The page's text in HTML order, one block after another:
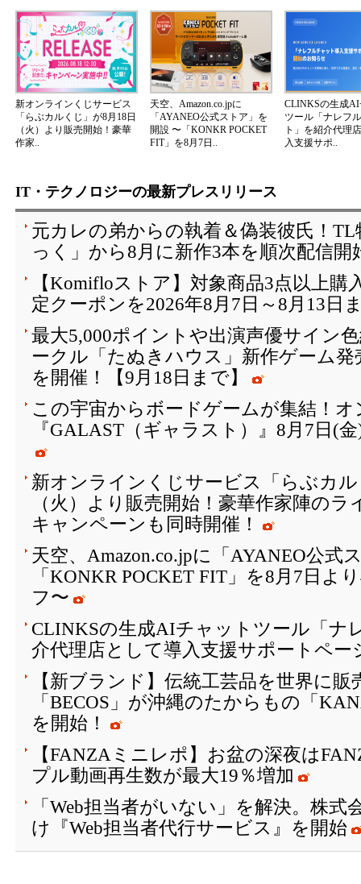
新オンラインくじサービス
「らぶカルくじ」が8月18日
（火）より販売開始！豪華
作家..
天空、Amazon.co.jpに
「AYANEO公式ストア」を
開設 〜「KONKR POCKET
FIT」を8月7日..
CLINKSの生成
ツール「ナレフ
ト」を紹介代理
入支援サポ..
IT・テクノロジーの最新プレスリリース
元カレの弟からの執着＆偽装彼氏！
っく」から8月に新作3本を順次配信開
【Komifloストア】対象商品3点以上購
定クーポンを2026年8月7日～8月13日
最大5,000ポイントや出演声優サイン
ークル「たぬきハウス」新作ゲーム
を開催！【9月18日まで】
この宇宙からボードゲームが集結！
『GALAST（ギャラスト）』8月7日(
新オンラインくじサービス「らぶカ
（火）より販売開始！豪華作家陣の
キャンペーンも同時開催！
天空、Amazon.co.jpに「AYANEO公式
「KONKR POCKET FIT」を8月7日よ
フ〜
CLINKSの生成AIチャットツール「ナ
介代理店として導入支援サポートペー
【新ブランド】伝統工芸品を世界に販
「BECOS」が沖縄のたからもの「
を開始！
【FANZAミニレポ】お盆の深夜は
プル動画再生数が最大19％増加
「Web担当者がいない」を解決。株式
け『Web担当者代行サービス』を開始